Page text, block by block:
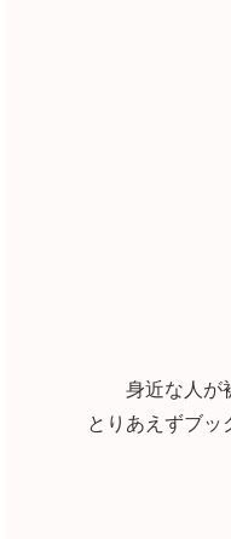
身近な人が
とりあえずブッ